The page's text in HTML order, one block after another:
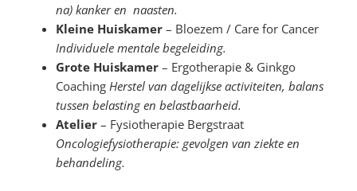
na) kanker en naasten.
Kleine Huiskamer – Bloezem / Care for Cancer
Individuele mentale begeleiding.
Grote Huiskamer– Ergotherapie & Ginkgo
Coaching Herstel van dagelijkse activiteiten, balans
tussen belasting en belastbaarheid.
Atelier– Fysiotherapie Bergstraat
Oncologiefysiotherapie: gevolgen van ziekte en
behandeling.